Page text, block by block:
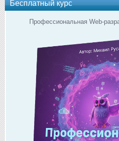
Бесплатный курс
Профессиональная Web-